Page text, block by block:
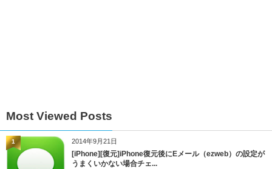
Most Viewed Posts
2014年9月21日
[iPhone][復元]iPhone復元後にEメール（ezweb）の設定が
うまくいかない場合チェ...
1